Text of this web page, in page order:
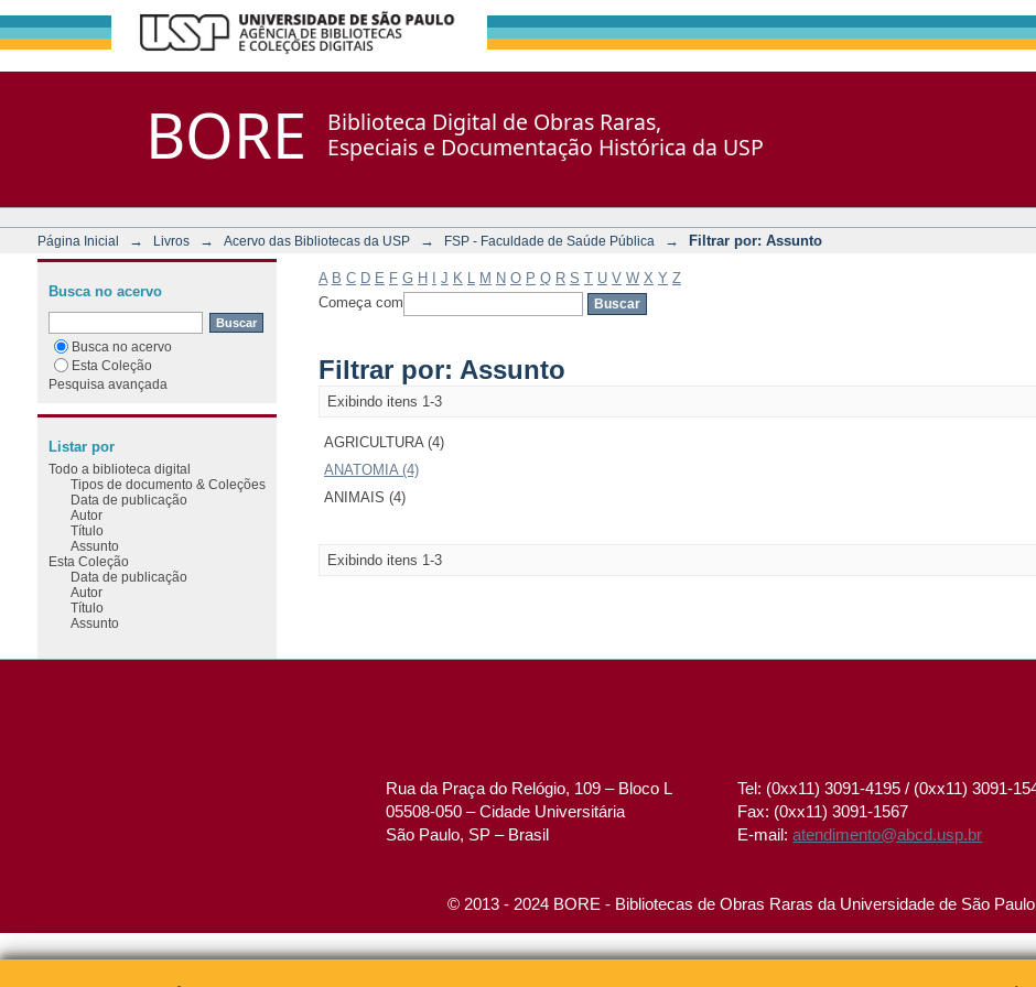
BORE
Biblioteca Digital de Obras Raras,
Especiais e Documentação Histórica da USP
Página Inicial → Livros → Acervo das Bibliotecas da USP → FSP - Faculdade de Saúde Pública → Filtrar por: Assunto
A B C D E F G H J K M N O P Q R S T U V W X Y Z
Começa com
Filtrar por: Assunto
Exibindo itens 1-3
AGRICULTURA (4)
ANATOMIA (4)
ANIMAIS (4)
Exibindo itens 1-3
Busca no acervo
Busca no acervo
Esta Coleção
Pesquisa avançada
Listar por
Todo a biblioteca digital
Tipos de documento & Coleções
Data de publicação
Autor
Título
Assunto
Esta Coleção
Data de publicação
Autor
Título
Assunto
Rua da Praça do Relógio, 109 – Bloco L
05508-050 – Cidade Universitária
São Paulo, SP – Brasil
Tel: (0xx11) 3091-4195 / (0xx11) 3091-
Fax: (0xx11) 3091-1567
E-mail:atendimento@abcd.usp.br
© 2013 - 2024 BORE - Bibliotecas de Obras Raras da Universidade de São Paulo